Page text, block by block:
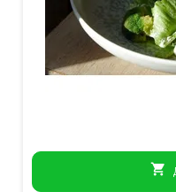
shopping_cart